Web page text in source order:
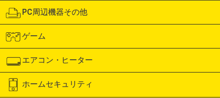
PC周辺機器その他
ゲーム
エアコン・ヒーター
ホームセキュリティ